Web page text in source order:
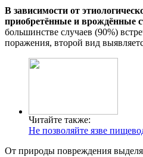
В зависимости от
приобретённые и врождённые
большинстве случаев (90%)
поражения, второй вид
Читайте также:
Не позволяйте язве
От природы повреждения